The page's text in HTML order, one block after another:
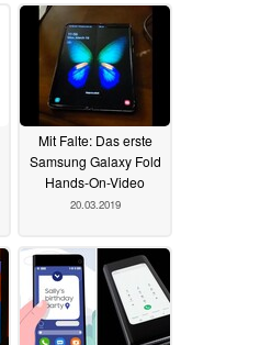
Mit Falte: Das erste
Samsung Galaxy Fold
Hands-On-Video
20.03.2019